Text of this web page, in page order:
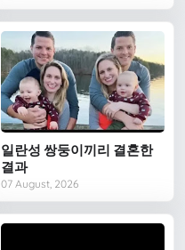
일란성 쌍둥이끼리 결혼한
결과
07 August, 2026